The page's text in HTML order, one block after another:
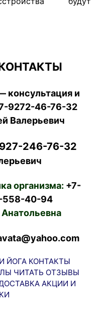
консультация и
9272-46-76-32
Валерьевич
246-76-32
организма: +7-
558-40-94
ЙОГА КОНТАКТЫ
ЧИТАТЬ ОТЗЫВЫ
АКЦИИ И